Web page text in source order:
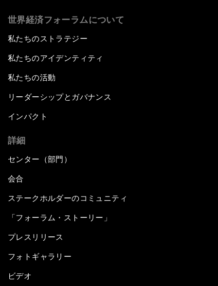
世界経済フォーラムについて
私たちのストラテジー
私たちのアイデンティティ
私たちの活動
リーダーシップとガバナンス
インパクト
詳細
センター（部門）
会合
ステークホルダーのコミュニティ
「フォーラム・ストーリー」
プレスリリース
フォトギャラリー
ビデオ